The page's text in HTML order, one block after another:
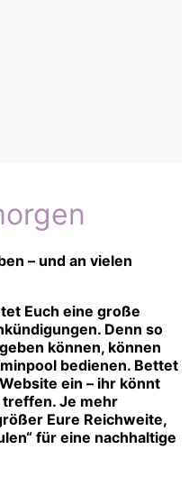
– und an vielen
Euch eine große
Denn so
können, können
bedienen. Bettet
ein – ihr könnt
Je mehr
Eure Reichweite,
für eine nachhaltige